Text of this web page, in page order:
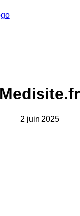
Medisite.fr
2 juin 2025